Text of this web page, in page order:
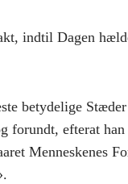
indtil Dagen
betydelige
forundt, efterat
Menneskenes